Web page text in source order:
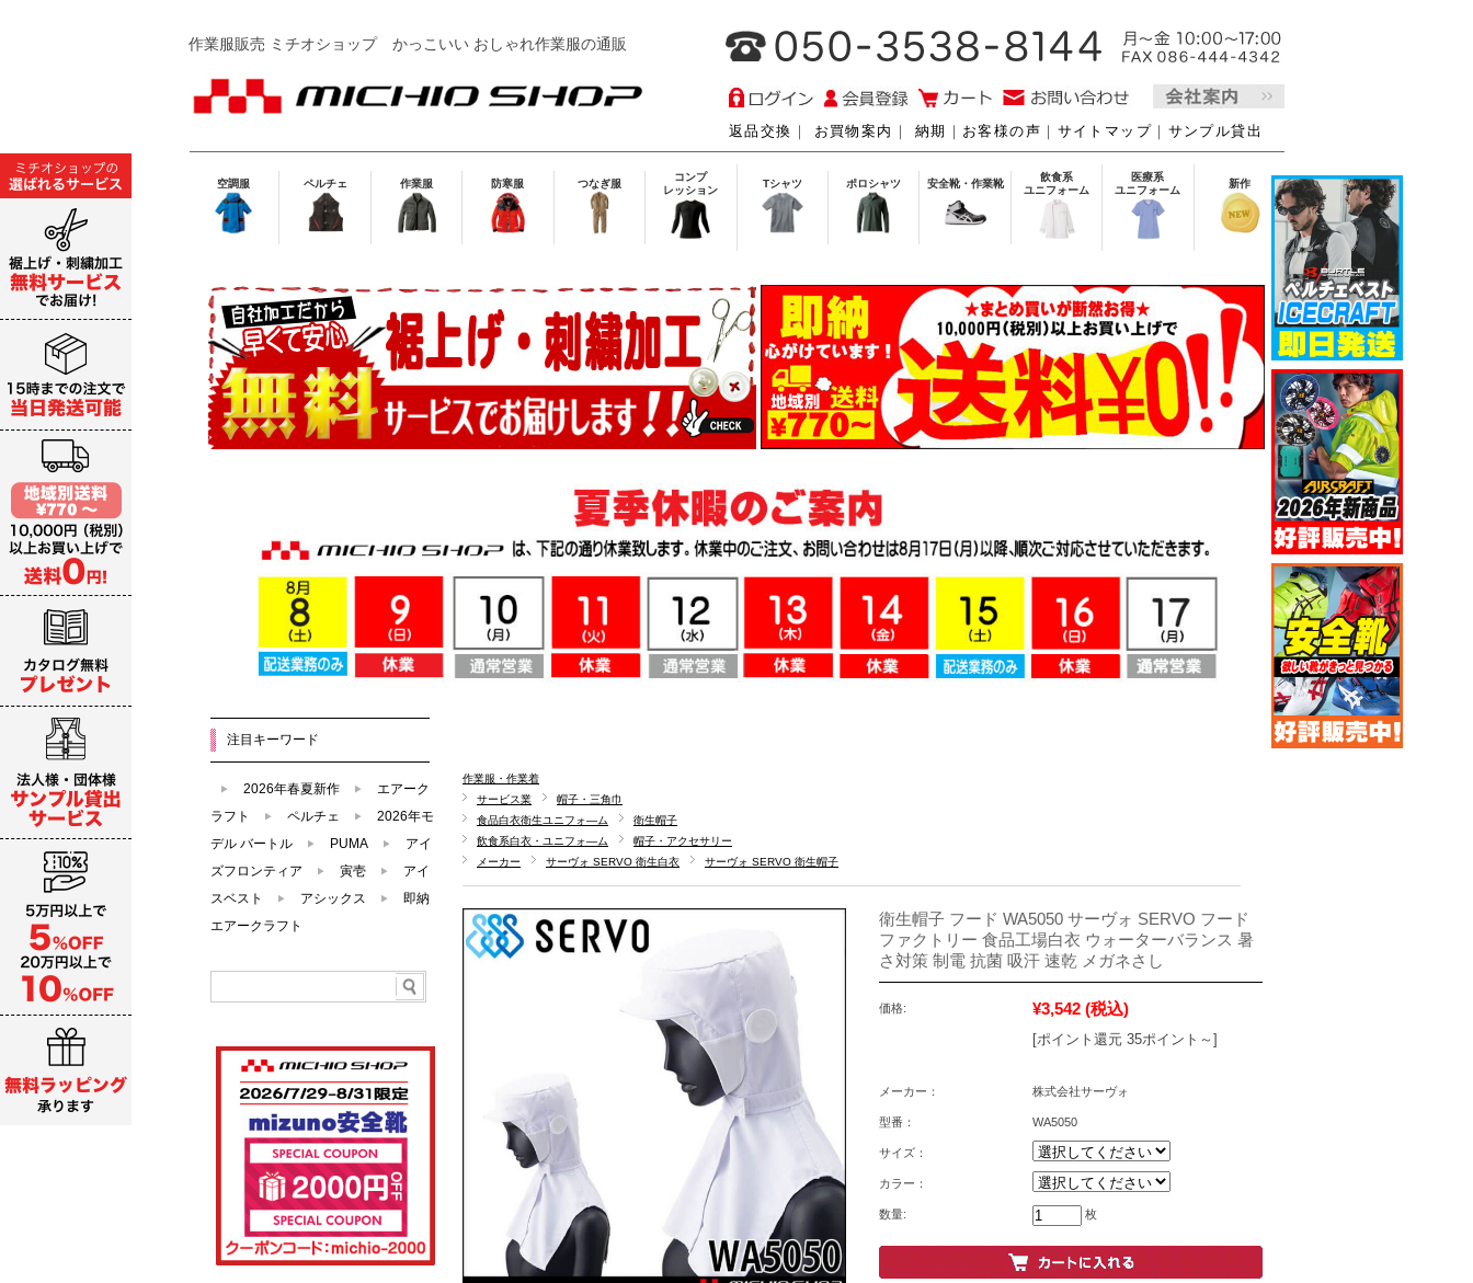
作業服販売 ミチオショップかっこいい おしゃれ作業服の通販
返品交換 ｜ お買物案内 ｜ 納期 ｜ お客様の声 ｜ サイトマップ ｜ サンプル貸出
空調服 ペルチェ 作業服 防寒服 つなぎ服
コンプ
レッション
Tシャツ ポロシャツ 安全靴・作業靴
飲食系
ユニフォーム
医療系
ユニフォーム
新作
作業服・作業着
サービス業
帽子・三角巾
食品白衣衛生ユニフォ―ム
衛生帽子
飲食系白衣・ユニフォ―ム
帽子・アクセサリー
メーカー
サーヴォ SERVO 衛生白衣 サーヴォ SERVO 衛生帽子
衛生帽子 フード WA5050 サーヴォ SERVO フード
ファクトリー 食品工場白衣 ウォーターバランス 暑
さ対策 制電 抗菌 吸汗 速乾 メガネさし
価格: ¥3,542 (税込)
[ポイント還元 35ポイント～]
メーカー： 株式会社サーヴォ
型番： WA5050
サイズ：
カラー：
数量: 枚
注目キーワード
2026年春夏新作
エアーク
ラフト
ペルチェ
2026年モ
デル バートル
PUMA
アイ
ズフロンティア
寅壱
アイ
スベスト
アシックス
即納
エアークラフト